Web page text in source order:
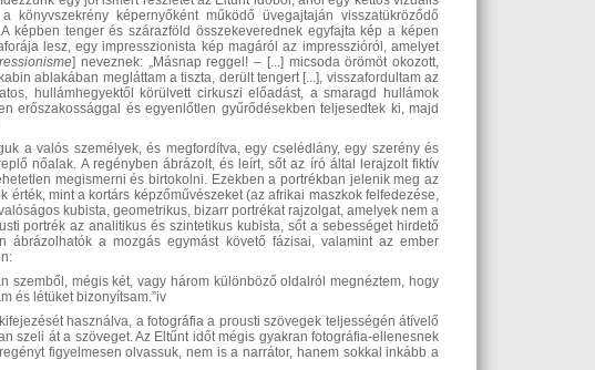
képernyőként működő üvegajtaján visszatükröződő
képben tenger és szárazföld összekeverednek egyfajta kép a képen
lesz, egy impresszionista kép magáról az impresszióról, amelyet
] neveznek: „Másnap reggel! – [...] micsoda örömöt okozott,
ablakában megláttam a tiszta, derült tengert [...], visszafordultam az
hullámhegyektől körülvett cirkuszi előadást, a smaragd hullámok
erőszakossággal és egyenlőtlen gyűrődésekben teljesedtek ki, majd
a valós személyek, és megfordítva, egy cselédlány, egy szerény és
nőalak. A regényben ábrázolt, és leírt, sőt az író által lerajzolt fiktív
megismerni és birtokolni. Ezekben a portrékban jelenik meg az
mint a kortárs képzőművészeket (az afrikai maszkok felfedezése,
kubista, geometrikus, bizarr portrékat rajzolgat, amelyek nem a
portrék az analitikus és szintetikus kubista, sőt a sebességet hirdető
a mozgás egymást követő fázisai, valamint az ember
szemből, mégis két, vagy három különböző oldalról megnéztem, hogy
és létüket bizonyítsam.”iv
használva, a fotográfia a prousti szövegek teljességén átívelő
szeli át a szöveget. Az Eltűnt időt mégis gyakran fotográfia-ellenesnek
figyelmesen olvassuk, nem is a narrátor, hanem sokkal inkább a